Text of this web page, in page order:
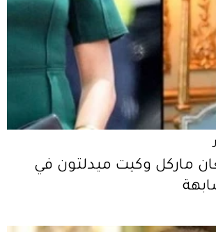
ماركل وكيت ميدلتون في